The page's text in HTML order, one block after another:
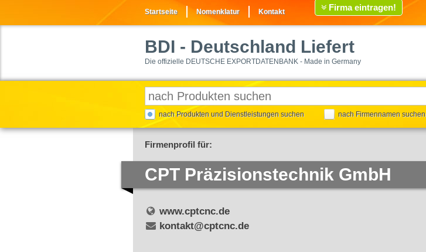
Startseite Nomenklatur Kontakt Firma eintragen!
BDI - Deutschland Liefert
Die offizielle DEUTSCHE EXPORTDATENBANK - Made in Germany
nach Produkten und Dienstleistungen suchen nach Firmennamen suchen
Firmenprofil für:
CPT Präzisionstechnik GmbH
www.cptcnc.de
kontakt@cptcnc.de